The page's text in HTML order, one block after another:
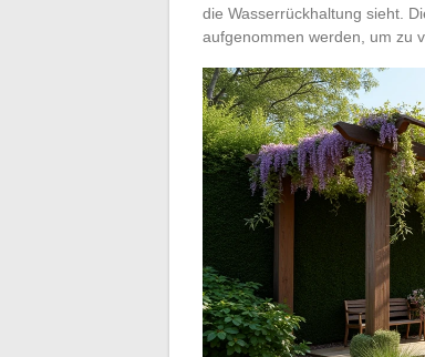
die Wasserrückhaltung sieht.
aufgenommen werden, um zu